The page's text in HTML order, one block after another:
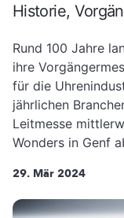
Historie,
Rund 100 Jahre
ihre
für die
jährlichen
Leitmesse
Wonders in Genf
29. Mär 2024